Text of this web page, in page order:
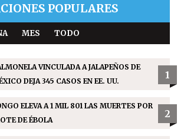
POPULARES
MES TODO
VINCULADA A JALAPEÑOS DE
DEJA 345 CASOS EN EE. UU.
1
ELEVA A 1 MIL 801 LAS MUERTES POR
DE ÉBOLA
2